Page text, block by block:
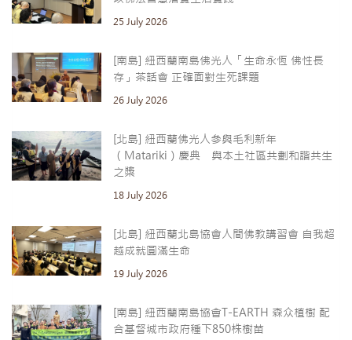
25 July 2026
[南島] 紐西蘭南島佛光人「生命永恆 佛性長
存」茶話會 正確面對生死課題
26 July 2026
[北島] 紐西蘭佛光人參與毛利新年
（Matariki）慶典 與本土社區共劃和諧共生
之槳
18 July 2026
[北島] 紐西蘭北島協會人間佛教講習會 自我超
越成就圓滿生命
19 July 2026
[南島] 紐西蘭南島協會T-EARTH 森众植樹 配
合基督城市政府種下850株樹苗